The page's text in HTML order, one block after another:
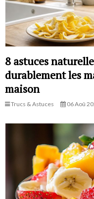
8 astuces
durablement les
maison
Trucs & Astuces 06 Aoû